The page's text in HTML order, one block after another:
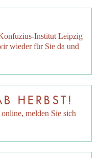
Institut Leipzig
wieder für Sie da und
HERBST!
melden Sie sich